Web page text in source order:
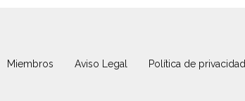
Miembros Aviso Legal Política de privacidad